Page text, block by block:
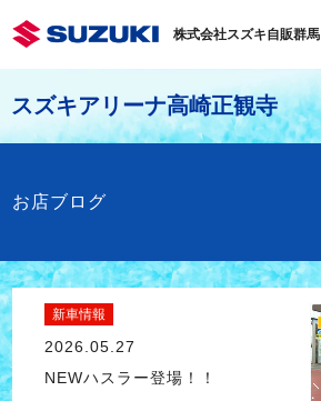
株式会社スズキ自販群馬
スズキアリーナ高崎正観寺
お店ブログ
新車情報
2026.05.27
NEWハスラー登場！！